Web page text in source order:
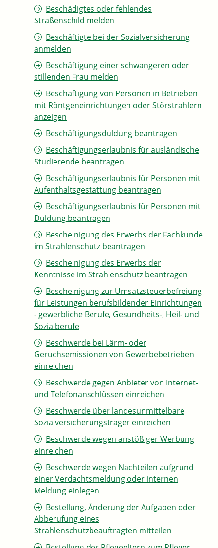
Beschädigtes oder fehlendes
Straßenschild melden
Beschäftigte bei der Sozialversicherung
anmelden
Beschäftigung einer schwangeren oder
stillenden Frau melden
Beschäftigung von Personen in Betrieben
mit Röntgeneinrichtungen oder Störstrahlern
anzeigen
Beschäftigungsduldung beantragen
Beschäftigungserlaubnis für ausländische
Studierende beantragen
Beschäftigungserlaubnis für Personen mit
Aufenthaltsgestattung beantragen
Beschäftigungserlaubnis für Personen mit
Duldung beantragen
Bescheinigung des Erwerbs der Fachkunde
im Strahlenschutz beantragen
Bescheinigung des Erwerbs der
Kenntnisse im Strahlenschutz beantragen
Bescheinigung zur Umsatzsteuerbefreiung
für Leistungen berufsbildender Einrichtungen
- gewerbliche Berufe, Gesundheits-, Heil- und
Sozialberufe
Beschwerde bei Lärm- oder
Geruchsemissionen von Gewerbebetrieben
einreichen
Beschwerde gegen Anbieter von Internet-
und Telefonanschlüssen einreichen
Beschwerde über landesunmittelbare
Sozialversicherungsträger einreichen
Beschwerde wegen anstößiger Werbung
einreichen
Beschwerde wegen Nachteilen aufgrund
einer Verdachtsmeldung oder internen
Meldung einlegen
Bestellung, Änderung der Aufgaben oder
Abberufung eines
Strahlenschutzbeauftragten mitteilen